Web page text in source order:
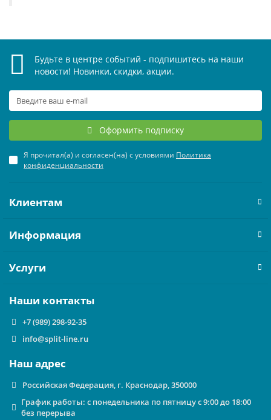
Будьте в центре событий - подпишитесь на наши
новости! Новинки, скидки, акции.
Оформить подписку
Я прочитал(а) и согласен(на) с условиями Политика
конфиденциальности
Клиентам
Информация
Услуги
Наши контакты
+7 (989) 298-92-35
info@split-line.ru
Наш адрес
Российская Федерация, г. Краснодар, 350000
График работы: с понедельника по пятницу с 9:00 до 18:00
без перерыва